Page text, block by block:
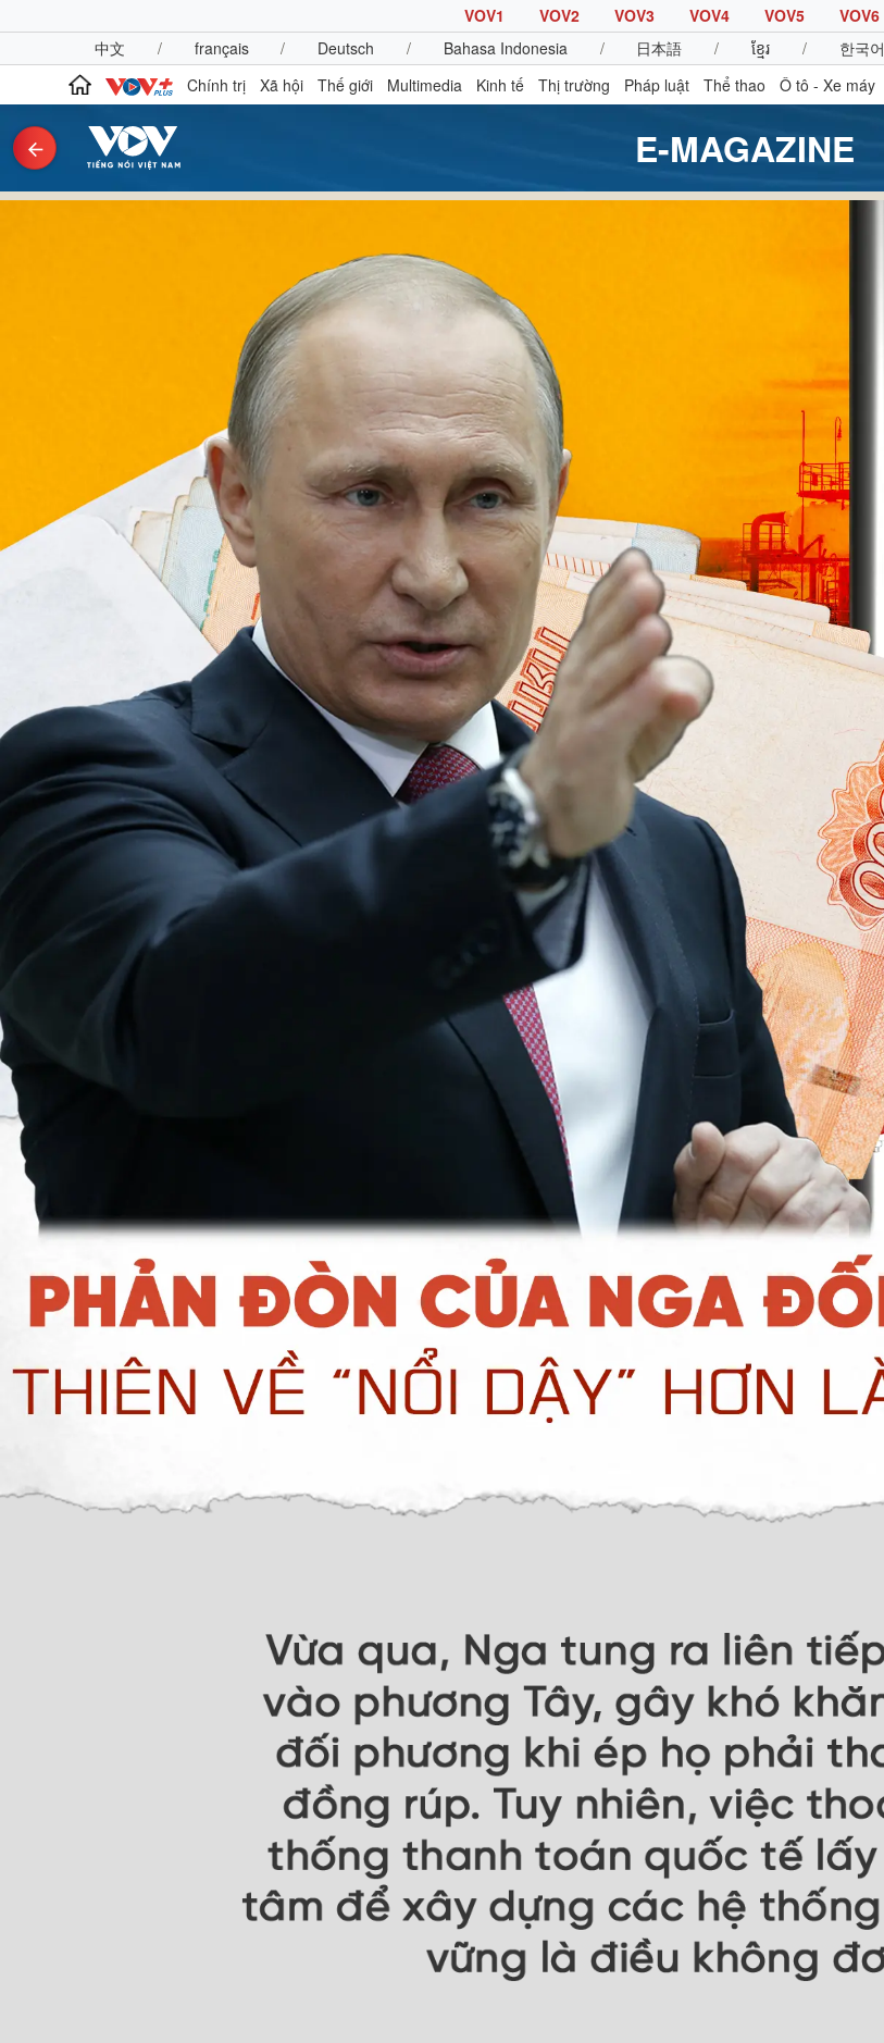
VOV1 VOV2 VOV3 VOV4 VOV5 VOV6
中文
/ français / Deutsch / Bahasa Indonesia / 日本語 / ខ្មែរ / 한국어
Chính trị
Xã hội Thế giới Multimedia Kinh tế Thị trường Pháp luật Thể thao Ô tô - Xe máy
E-MAGAZINE
Tin 24h
Dự báo thời tiết
Giáo dục
Dấu ấn VOV
Biển đảo
Tin nóng
Tư vấn luật
Quân sự - Quốc phòng
Việt Nam
Phân tích
Thể thao
Bóng đá
Lịch thi đấu bóng đá
Thế giới thể thao
eSports
Hậu trường
Ô tô - Xe máy
Xe máy
Sức khỏe
Dinh dưỡng - món ngon
Nam khoa
Làm đẹp - giảm cân
Phòng mạch online
Ăn sạch sống khỏe
Đời sống
Nhà đẹp
Blog
Tình yêu - Gia đình
Văn hóa
Sân khấu - Điện ảnh
Văn học
Âm nhạc
Di sản
Giải trí
Nghệ sĩ
Thời trang
Sao Việt
Cải chính